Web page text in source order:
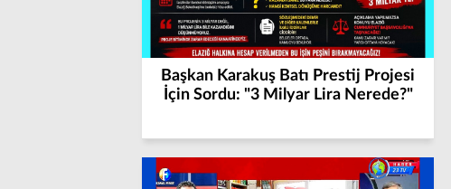
Başkan Karakuş Batı Prestij Projesi
İçin Sordu: "3 Milyar Lira Nerede?"